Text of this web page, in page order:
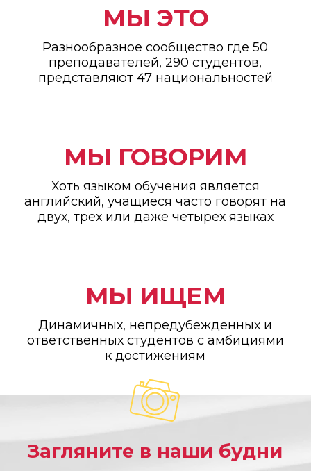
МЫ ЭТО
Разнообразное сообщество где 50
преподавателей, 290 студентов,
представляют 47 национальностей
МЫ ГОВОРИМ
Хоть языком обучения является
английский, учащиеся часто говорят на
двух, трех или даже четырех языках
МЫ ИЩЕМ
Динамичных, непредубежденных и
ответственных студентов с амбициями
к достижениям
Загляните в наши будни